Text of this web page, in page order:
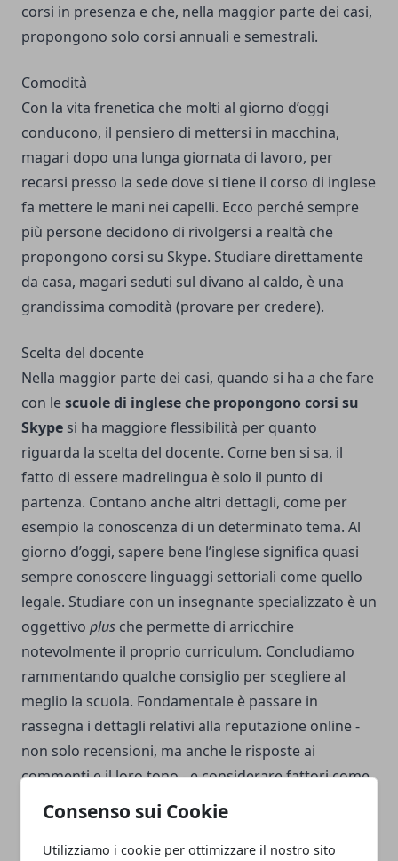
Consenso sui Cookie
Utilizziamo i cookie per ottimizzare il nostro sito
corsi in presenza e che, nella maggior parte dei casi,
propongono solo corsi annuali e semestrali.
Comodità
Con la vita frenetica che molti al giorno d’oggi
conducono, il pensiero di mettersi in macchina,
magari dopo una lunga giornata di lavoro, per
recarsi presso la sede dove si tiene il corso di inglese
fa mettere le mani nei capelli. Ecco perché sempre
più persone decidono di rivolgersi a realtà che
propongono corsi su Skype. Studiare direttamente
da casa, magari seduti sul divano al caldo, è una
grandissima comodità (provare per credere).
Scelta del docente
Nella maggior parte dei casi, quando si ha a che fare
con lescuole di inglese che propongono corsi su
Skype si ha maggiore flessibilità per quanto
riguarda la scelta del docente. Come ben si sa, il
fatto di essere madrelingua è solo il punto di
partenza. Contano anche altri dettagli, come per
esempio la conoscenza di un determinato tema. Al
giorno d’oggi, sapere bene l’inglese significa quasi
sempre conoscere linguaggi settoriali come quello
legale. Studiare con un insegnante specializzato è un
oggettivo plus che permette di arricchire
notevolmente il proprio curriculum. Concludiamo
rammentando qualche consiglio per scegliere al
meglio la scuola. Fondamentale è passare in
rassegna i dettagli relativi alla reputazione online -
non solo recensioni, ma anche le risposte ai
commenti e il loro tono - e considerare fattori come
la possibilità di seguire una lezione di prova.